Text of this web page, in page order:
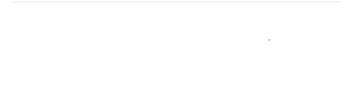
اجذب ضيوف جدد اليوم